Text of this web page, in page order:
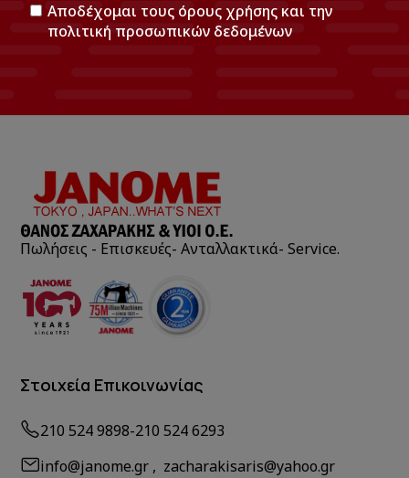
Αποδέχομαι τους όρους χρήσης και την
πολιτική προσωπικών δεδομένων
Πωλήσεις - Επισκευές- Ανταλλακτικά- Service.
Στοιχεία Επικοινωνίας
210 524 9898-210 524 6293
info@janome.gr , zacharakisaris@yahoo.gr